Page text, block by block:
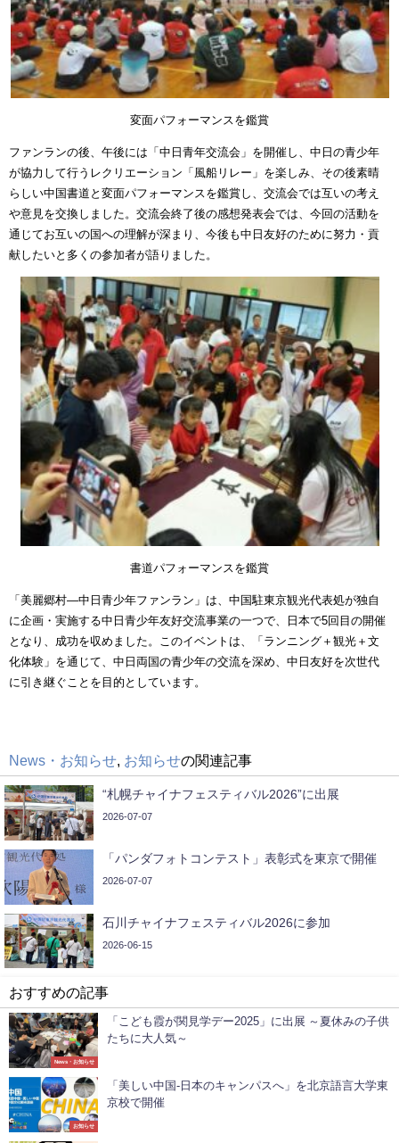
変面パフォーマンスを鑑賞
ファンランの後、午後には「中日青年交流会」を開催し、中日の青少年
が協力して行うレクリエーション「風船リレー」を楽しみ、その後素晴
らしい中国書道と変面パフォーマンスを鑑賞し、交流会では互いの考え
や意見を交換しました。交流会終了後の感想発表会では、今回の活動を
通じてお互いの国への理解が深まり、今後も中日友好のために努力・貢
献したいと多くの参加者が語りました。
書道パフォーマンスを鑑賞
「美麗郷村―中日青少年ファンラン」は、中国駐東京観光代表処が独自
に企画・実施する中日青少年友好交流事業の一つで、日本で5 回目の開催
となり、成功を収めました。このイベントは、「ランニング＋観光＋文
化体験」を通じて、中日両国の青少年の交流を深め、中日友好を次世代
に引き継ぐことを目的としています。
News・お知らせ お知らせの関連記事
“札幌チャイナフェスティバル2026”に出展
2026-07-07
「パンダフォトコンテスト」表彰式を東京で開催
2026-07-07
石川チャイナフェスティバル2026に参加
2026-06-15
おすすめの記事
News・お知らせ
「こども霞が関見学デー2025」に出展 ～夏休みの子供
たちに大人気～
お知らせ
「美しい中国-日本のキャンパスへ」を北京語言大学東
京校で開催